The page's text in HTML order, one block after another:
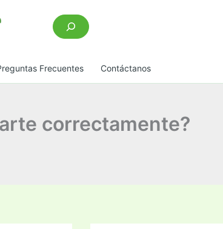
Buscar
Frecuentes Contáctanos
correctamente?